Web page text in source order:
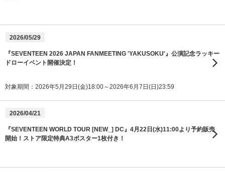
2026/05/29
『SEVENTEEN 2026 JAPAN FANMEETING 'YAKUSOKU'』公演記念ラッキー
ドローイベント開催決定！
対象期間：2026年5月29日(金)18:00～2026年6月7日(日)23:59
2026/04/21
『SEVENTEEN WORLD TOUR [NEW_] DC』4月22日(水)11:00より予約販売
開始！ストア限定特典A3ポスター1枚付き！